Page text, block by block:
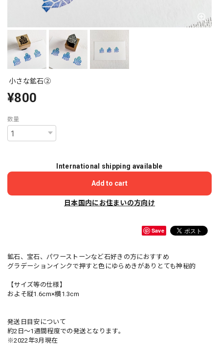
小さな鉱石②
¥800
数量
International shipping available
Add to cart
日本国内にお住まいの方向け
Save
鉱石、宝石、パワーストーンなど石好きの方におすすめ
グラデーションインクで押すと色にゆらめきがありとても神秘的
【サイズ等の仕様】
およそ縦1.6cm×横1.3cm
発送日目安について
約2日〜1週間程度での発送となります。
※2022年3月現在